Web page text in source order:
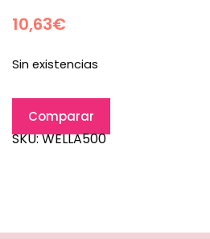
10,63€
Sin existencias
Comparar
SKU:WELLA500